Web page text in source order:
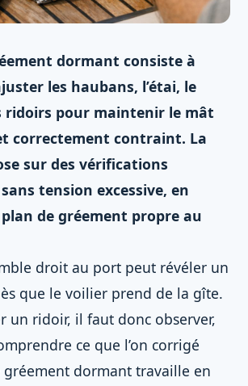
dormant consiste à
les haubans, l’étai, le
ridoirs pour maintenir le mât
correctement contraint. La
sur des vérifications
tension excessive, en
de gréement propre au
droit au port peut révéler un
que le voilier prend de la gîte.
un ridoir, il faut donc observer,
ce que l’on corrigé
gréement dormant travaille en